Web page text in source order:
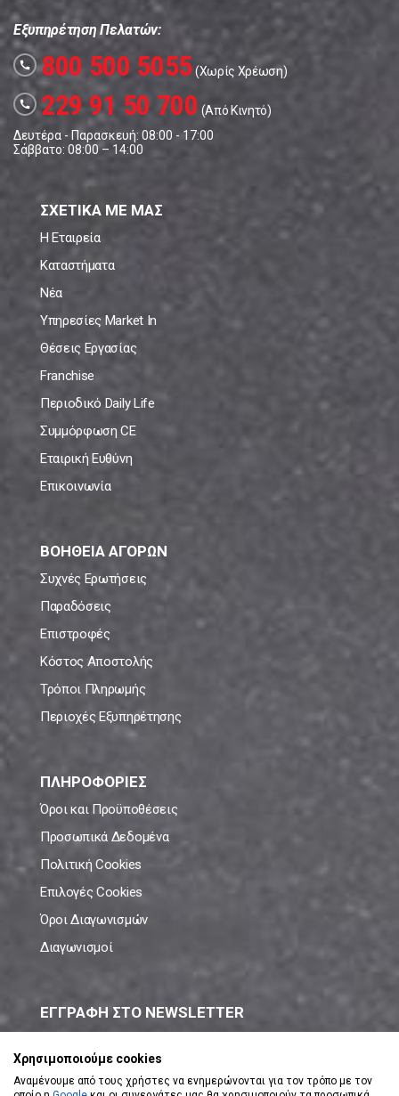
Εξυπηρέτηση Πελατών:
call 800 500 5055(Χωρίς Χρέωση)
call 229 91 50 700 (Από Κινητό)
Δευτέρα - Παρασκευή: 08:00 - 17:00
Σάββατο: 08:00 – 14:00
ΣΧΕΤΙΚΑ ΜΕ ΜΑΣ
Η Εταιρεία
Καταστήματα
Νέα
Υπηρεσίες Market In
Θέσεις Εργασίας
Franchise
Περιοδικό Daily Life
Συμμόρφωση CE
Εταιρική Ευθύνη
Επικοινωνία
ΒΟΗΘΕΙΑ ΑΓΟΡΩΝ
Συχνές Ερωτήσεις
Παραδόσεις
Επιστροφές
Κόστος Αποστολής
Τρόποι Πληρωμής
Περιοχές Εξυπηρέτησης
ΠΛΗΡΟΦΟΡΙΕΣ
Όροι και Προϋποθέσεις
Προσωπικά Δεδομένα
Πολιτική Cookies
Επιλογές Cookies
Όροι Διαγωνισμών
Διαγωνισμοί
ΕΓΓΡΑΦΗ ΣΤΟ NEWSLETTER
Χρησιμοποιούμε cookies
Αναμένουμε από τους χρήστες να ενημερώνονται για τον τρόπο με τον